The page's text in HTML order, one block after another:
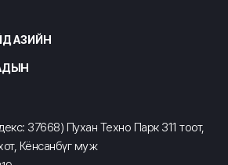
АЗИЙН
37668) Пухан Техно Парк 311 тоот,
Кёнсанбүг муж